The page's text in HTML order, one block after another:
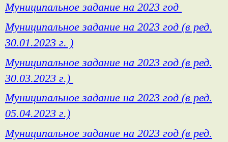
Муниципальное задание на 2023 год
Муниципальное задание на 2023 год (в ред.
30.01.2023 г. )
Муниципальное задание на 2023 год (в ред.
30.03.2023 г.)
Муниципальное задание на 2023 год (в ред.
05.04.2023 г.)
Муниципальное задание на 2023 год (в ред.